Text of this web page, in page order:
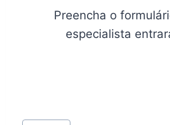
Preencha o
especialista